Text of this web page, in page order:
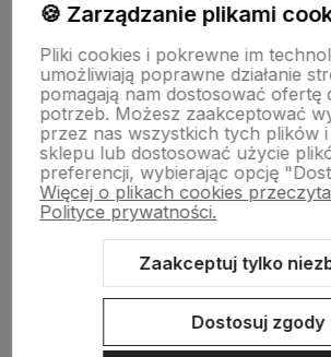
Płatności i dostawa
Informacje
O nas
Sklep internetowy Shoper.pl Szablon
🍪 Zarządzanie plikami
Pliki cookies i pokrewne im
umożliwiają poprawne działanie
pomagają nam dostosować ofertę
potrzeb. Możesz zaakceptować
przez nas wszystkich tych plików
sklepu lub dostosować użycie
preferencji, wybierając opcję
Więcej o plikach cookies
Polityce prywatności.
Zaakceptuj tylko
Dostosuj zgody